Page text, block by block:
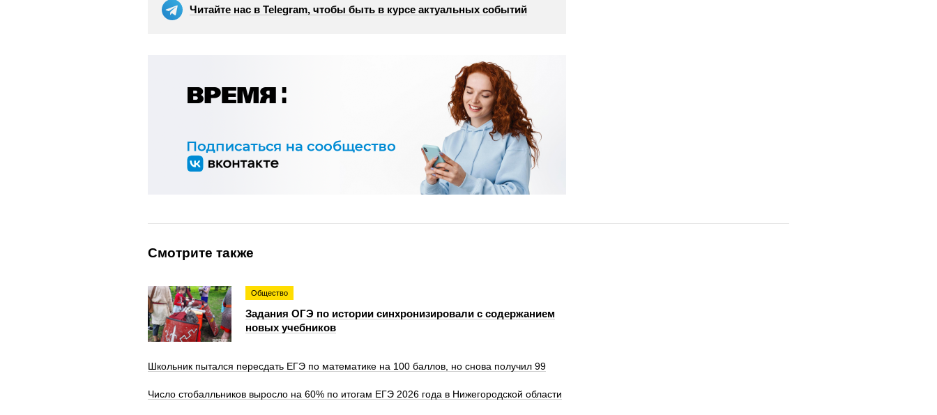
Читайте нас в Telegram, чтобы быть в курсе актуальных событий
Смотрите также
Общество
Задания ОГЭ по истории синхронизировали с содержанием
новых учебников
Школьник пытался пересдать ЕГЭ по математике на 100 баллов, но снова получил 99
Число стобалльников выросло на 60% по итогам ЕГЭ 2026 года в Нижегородской области